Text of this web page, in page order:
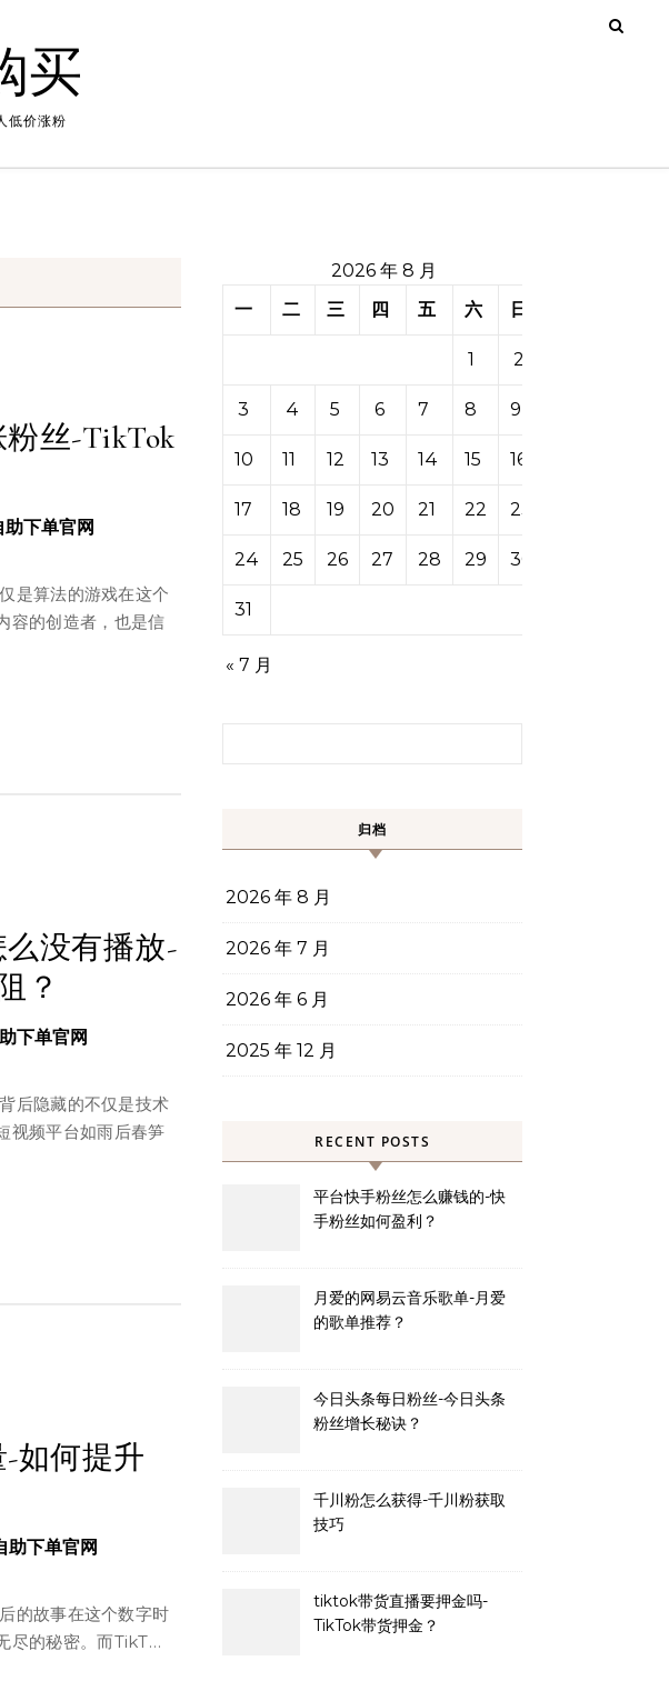
买
低价涨粉
丝-TikTok
下单官网
容的创造者，也是信
没有播放-
？
下单官网
视频平台如雨后春笋
如何提升
助下单官网
尽的秘密。而TikT…
2026 年 8 月
一
二 三 四 五 六 日
1 2
3 4 5 6 7 8 9
10 11 12 13 14 15 16
17 18 19 20 21 22 23
24 25 26 27 28 29 30
31
« 7 月
归档
2026 年 8 月
2026 年 7 月
2026 年 6 月
2025 年 12 月
RECENT POSTS
平台快手粉丝怎么赚钱的-快
手粉丝如何盈利？
月爱的网易云音乐歌单-月爱
的歌单推荐？
今日头条每日粉丝-今日头条
粉丝增长秘诀？
千川粉怎么获得-千川粉获取
技巧
tiktok带货直播要押金吗-
TikTok带货押金？